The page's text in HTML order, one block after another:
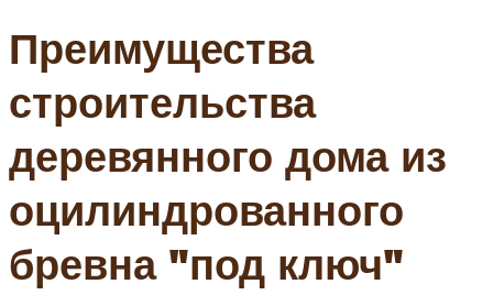
Преимущества
строительства
деревянного дома из
оцилиндрованного
бревна "под ключ"